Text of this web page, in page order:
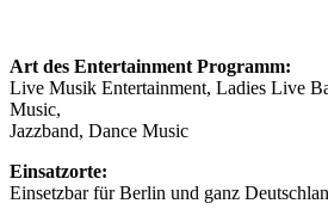
Art des Entertainment Programm:
Live Musik Entertainment, Ladies Live
Music,
Jazzband, Dance Music
Einsatzorte:
Einsetzbar für Berlin und ganz